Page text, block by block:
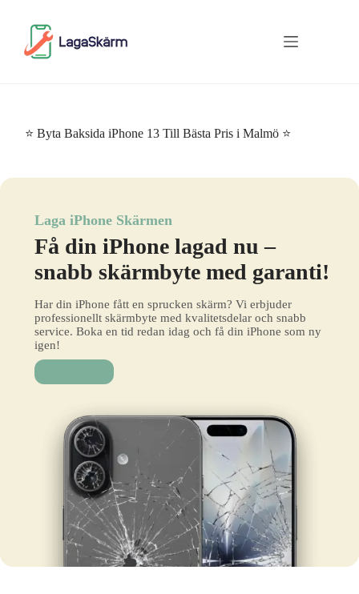
⭐ Byta Baksida iPhone 13 Till Bästa Pris i Malmö ⭐
Laga iPhone Skärmen
Få din iPhone lagad nu –
snabb skärmbyte med garanti!
Har din iPhone fått en sprucken skärm? Vi erbjuder
professionellt skärmbyte med kvalitetsdelar och snabb
service. Boka en tid redan idag och få din iPhone som ny
igen!